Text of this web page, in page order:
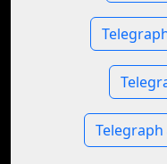
Telegraph